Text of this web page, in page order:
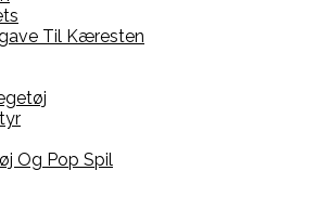
Til Kæresten
Og Pop Spil